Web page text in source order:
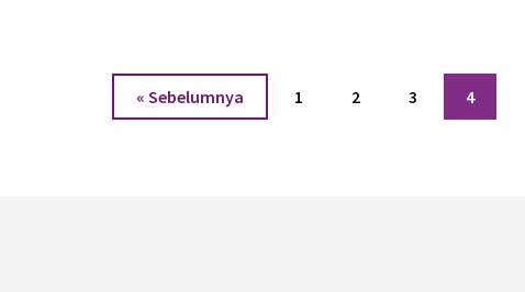
INTERNET
« Sebelumnya Halaman
1 Halaman
2 Halaman
3 Halaman
4